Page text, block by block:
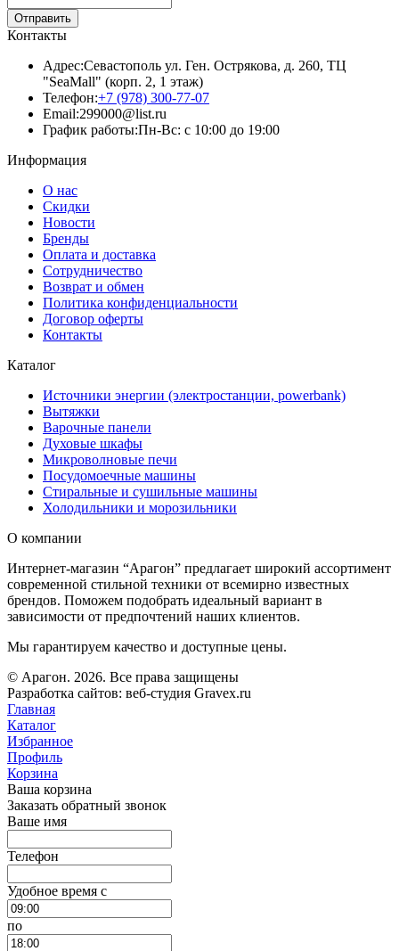
Отправить
Контакты
Адрес:Севастополь ул. Ген. Острякова, д. 260, ТЦ
"SeaMall" (корп. 2, 1 этаж)
Телефон:+7 (978) 300-77-07
Email:299000@list.ru
График работы:Пн-Вс: с 10:00 до 19:00
Информация
О нас
Скидки
Новости
Бренды
Оплата и доставка
Сотрудничество
Возврат и обмен
Политика конфиденциальности
Договор оферты
Контакты
Каталог
Источники энергии (электростанции, powerbank)
Вытяжки
Варочные панели
Духовые шкафы
Микроволновые печи
Посудомоечные машины
Стиральные и сушильные машины
Холодильники и морозильники
О компании
Интернет-магазин “Арагон” предлагает широкий ассортимент
современной стильной техники от всемирно известных
брендов. Поможем подобрать идеальный вариант в
зависимости от предпочтений наших клиентов.
Мы гарантируем качество и доступные цены.
© Арагон. 2026. Все права защищены
Разработка сайтов: веб-студия Gravex.ru
Главная
Каталог
Избранное
Профиль
Корзина
Ваша корзина
Заказать обратный звонок
Ваше имя
Телефон
Удобное время c
по